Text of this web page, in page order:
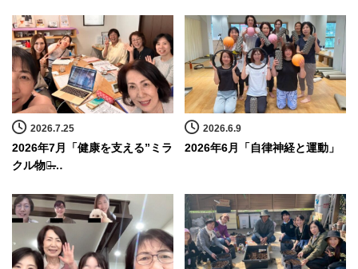
2026.7.25
2026年7月「健康を支える”ミラ
クル物質̶…
2026.6.9
2026年6月「自律神経と運動」